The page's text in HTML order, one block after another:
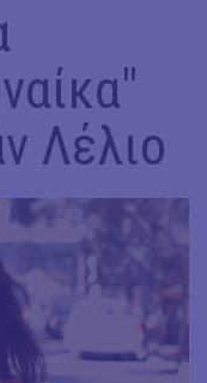
Λέλιο